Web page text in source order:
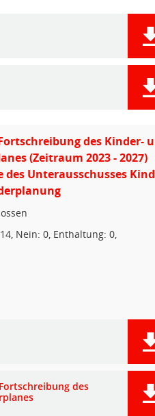
des Kinder-
(Zeitraum 2023 - 2027)
des Unterausschusses
14, Nein: 0, Enthaltung: 0,
des